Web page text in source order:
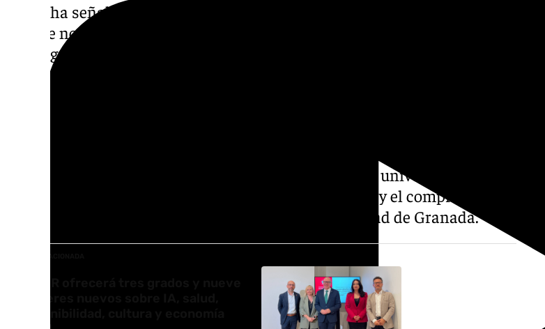
Como ha señalado el rector Pedro Mercado Pacheco en su discurso del
acto de nombramiento de Doctora ‹Honoris Causa› de Margaret Atwood
esto significa no solo «incorporación simbólica, sino la convergencia
entre una trayectoria excepcional y una institución que, desde 1531, se ha
encarna muchos de los valores que definen a nuestra universidad -la
integración del conocimiento, el pensamiento crítico y el compromiso
con el mundo», ha resaltado el rector de la Universidad de Granada.